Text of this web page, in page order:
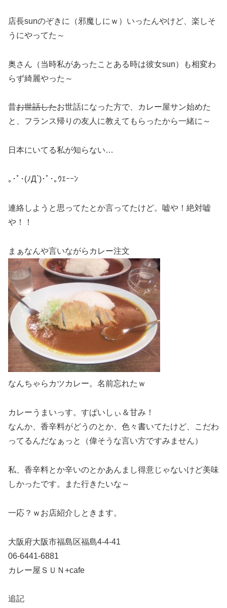
店長sunのぞきに（邪魔しにｗ）いったんやけど、楽しそ
うにやってた～
奥さん（当時私があったことある時は彼女sun）も相変わ
らず綺麗やった～
昔お世話したお世話になった方で、カレー屋サン始めた
と、フランス帰りの友人に教えてもらったから一緒に～
日本にいてる私が知らない…
｡･ﾟ･(ﾉД`)･ﾟ･｡ｳｴｰｰﾝ
連絡しようと思ってたとか言ってたけど。嘘や！絶対嘘
や！！
まぁなんや言いながらカレー注文
なんちゃらカツカレー。名前忘れたｗ
カレーうまいっす。すぱいしぃ＆甘み！
なんか、香辛料がどうのとか、色々書いてたけど、こだわ
ってるんだなぁっと（偉そうな言い方ですみません）
私、香辛料とか辛いのとかあんまし得意じゃないけど美味
しかったです。また行きたいな～
一応？ｗお店紹介しときます。
大阪府大阪市福島区福島4-4-41
06-6441-6881
カレー屋ＳＵＮ+cafe
追記